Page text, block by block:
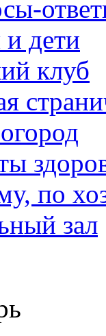
дети
клуб
по
зал